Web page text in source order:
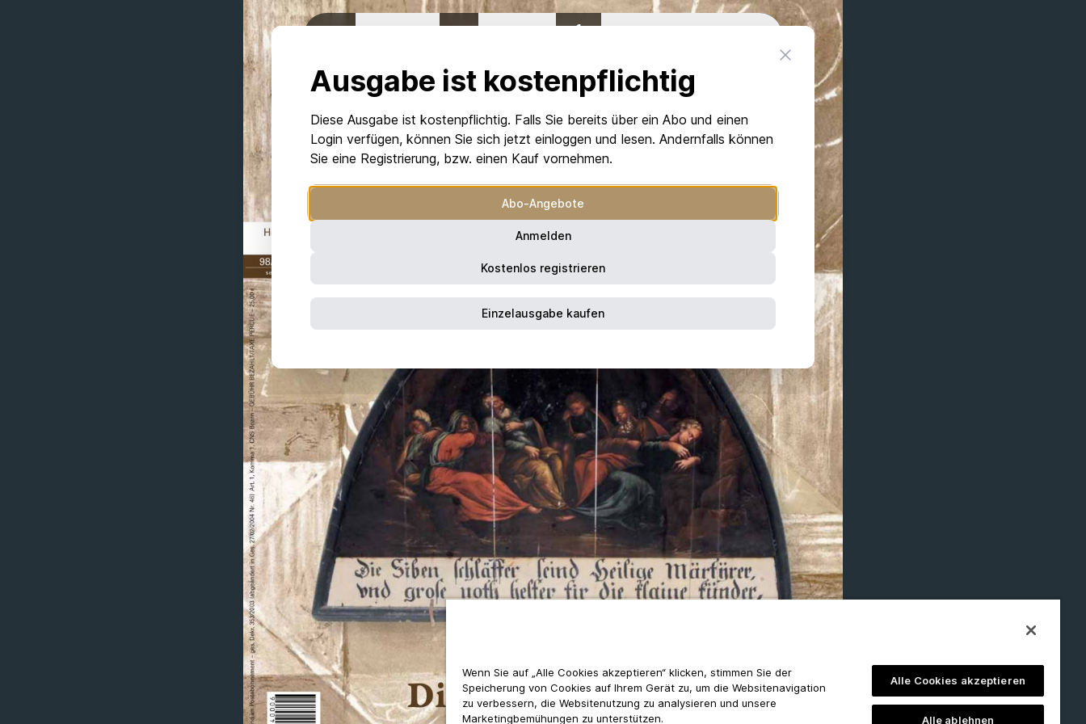
Close
Ausgabe ist kostenpflichtig
Diese Ausgabe ist kostenpflichtig. Falls Sie bereits über ein Abo und einen
Login verfügen, können Sie sich jetzt einloggen und lesen. Andernfalls können
Sie eine Registrierung, bzw. einen Kauf vornehmen.
Abo-Angebote
Anmelden
Kostenlos registrieren
Einzelausgabe kaufen
Wenn Sie auf „Alle Cookies akzeptieren“ klicken, stimmen Sie der
Speicherung von Cookies auf Ihrem Gerät zu, um die Websitenavigation
zu verbessern, die Websitenutzung zu analysieren und unsere
Marketingbemühungen zu unterstützen.
Alle Cookies akzeptieren
Alle ablehnen